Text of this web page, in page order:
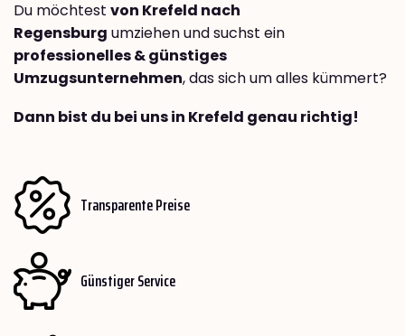
Du möchtest von Krefeld nach
Regensburg umziehen und suchst ein
professionelles & günstiges
Umzugsunternehmen, das sich um alles kümmert?
Dann bist du bei uns in Krefeld genau richtig!
Transparente Preise
Günstiger Service